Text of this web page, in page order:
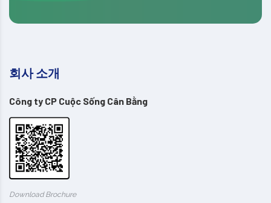
회사 소개
Công ty CP Cuộc Sống Cân Bằng
Download Brochure